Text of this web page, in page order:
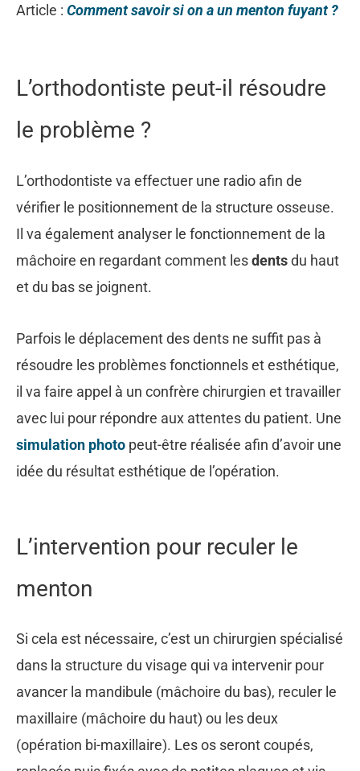
Article : Comment savoir si on a un menton fuyant ?
L’orthodontiste peut-il résoudre
le problème ?
L’orthodontiste va effectuer une radio afin de
vérifier le positionnement de la structure osseuse.
Il va également analyser le fonctionnement de la
mâchoire en regardant comment lesdentsdu haut
et du bas se joignent.
Parfois le déplacement des dents ne suffit pas à
résoudre les problèmes fonctionnels et esthétique,
il va faire appel à un confrère chirurgien et travailler
avec lui pour répondre aux attentes du patient. Une
simulation photo peut-être réalisée afin d’avoir une
idée du résultat esthétique de l’opération.
L’intervention pour reculer le
menton
Si cela est nécessaire, c’est un chirurgien spécialisé
dans la structure du visage qui va intervenir pour
avancer la mandibule (mâchoire du bas), reculer le
maxillaire (mâchoire du haut) ou les deux
(opération bi-maxillaire). Les os seront coupés,